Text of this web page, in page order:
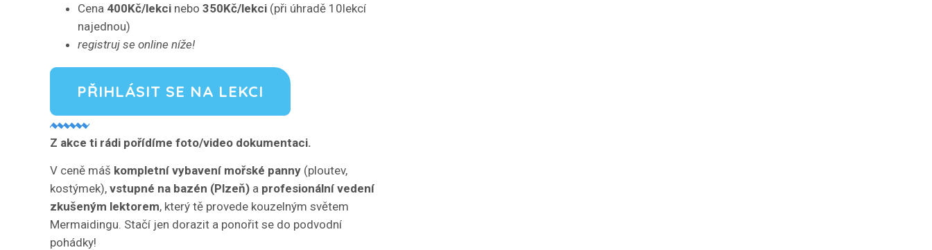
Cena 400Kč/lekci nebo 350Kč/lekci (při úhradě 10lekcí
najednou)
registruj se online níže!
PŘIHLÁSIT SE NA LEKCI
Z akce ti rádi pořídíme foto/video dokumentaci.
V ceně máš kompletní vybavení mořské panny (ploutev,
kostýmek), vstupné na bazén (Plzeň) a profesionální vedení
zkušeným lektorem, který tě provede kouzelným světem
Mermaidingu. Stačí jen dorazit a ponořit se do podvodní
pohádky!